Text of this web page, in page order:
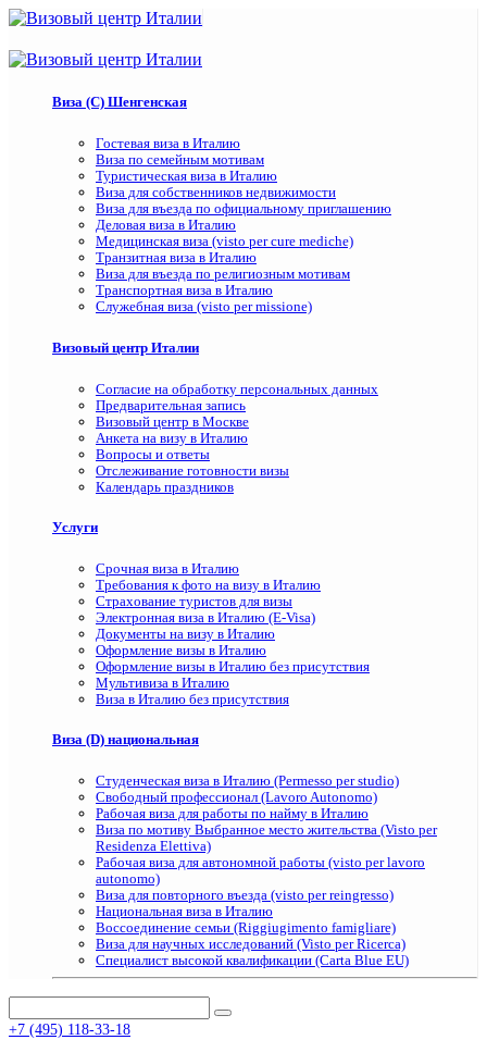
Виза (C) Шенгенская
Гостевая виза в Италию
Виза по семейным мотивам
Туристическая виза в Италию
Виза для собственников недвижимости
Виза для въезда по официальному приглашению
Деловая виза в Италию
Медицинская виза (visto per cure mediche)
Транзитная виза в Италию
Виза для въезда по религиозным мотивам
Транспортная виза в Италию
Служебная виза (visto per missione)
Визовый центр Италии
Согласие на обработку персональных данных
Предварительная запись
Визовый центр в Москве
Анкета на визу в Италию
Вопросы и ответы
Отслеживание готовности визы
Календарь праздников
Услуги
Срочная виза в Италию
Требования к фото на визу в Италию
Страхование туристов для визы
Электронная виза в Италию (E-Visa)
Документы на визу в Италию
Оформление визы в Италию
Оформление визы в Италию без присутствия
Мультивиза в Италию
Виза в Италию без присутствия
Виза (D) национальная
Студенческая виза в Италию (Permesso per studio)
Свободный профессионал (Lavoro Autonomo)
Рабочая виза для работы по найму в Италию
Виза по мотиву Выбранное место жительства (Visto per
Residenza Elettiva)
Рабочая виза для автономной работы (visto per lavoro
autonomo)
Виза для повторного въезда (visto per reingresso)
Национальная виза в Италию
Воссоединение семьи (Riggiugimento famigliare)
Виза для научных исследований (Visto per Ricerca)
Специалист высокой квалификации (Carta Blue EU)
+7 (495) 118-33-18